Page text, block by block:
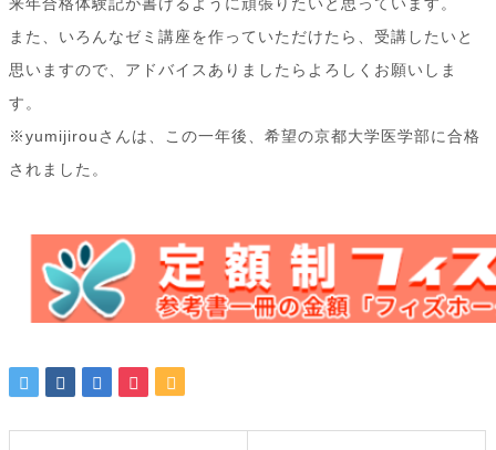
また、いろんなゼミ講座を作っていただけたら、受講したいと
思いますので、アドバイスありましたらよろしくお願いしま
す。
※yumijirouさんは、この一年後、希望の京都大学医学部に合格
されました。